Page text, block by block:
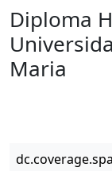
Diploma
Maria